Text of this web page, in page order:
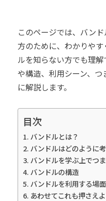
このページでは、バン
方のために、わかりや
ルを知らない方でも理
や構造、利用シーン、
に解説します。
目次
バンドルとは？
バンドルはどのように
バンドルを学ぶ上でつ
バンドルの構造
バンドルを利用する場面
あわせてこれも押さえよ